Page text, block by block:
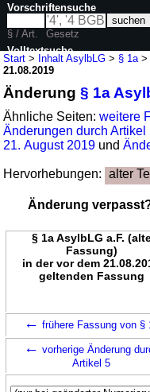
Start > Inhalt AsylbLG > § 1a
21.08.2019
Änderung§ 1a
Ähnliche Seiten:weitere
Änderungen durch
21. August 2019 und
Hervorhebungen: alter
Änderung
§ 1a AsylbLG a.F.
Fassung)
in der vor dem
geltenden Fassung
← frühere Fassung von §
← vorherige Änderung
Artikel 5
Vorschriftensuche
§ / Art.
Gesetz
Volltextsuche